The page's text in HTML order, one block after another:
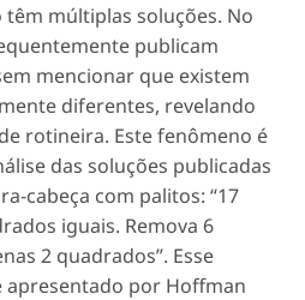
múltiplas soluções. No
publicam
mencionar que existem
diferentes, revelando
rotineira. Este fenômeno é
das soluções publicadas
cabeça com palitos: “17
iguais. Remova 6
2 quadrados”. Esse
por Hoffman